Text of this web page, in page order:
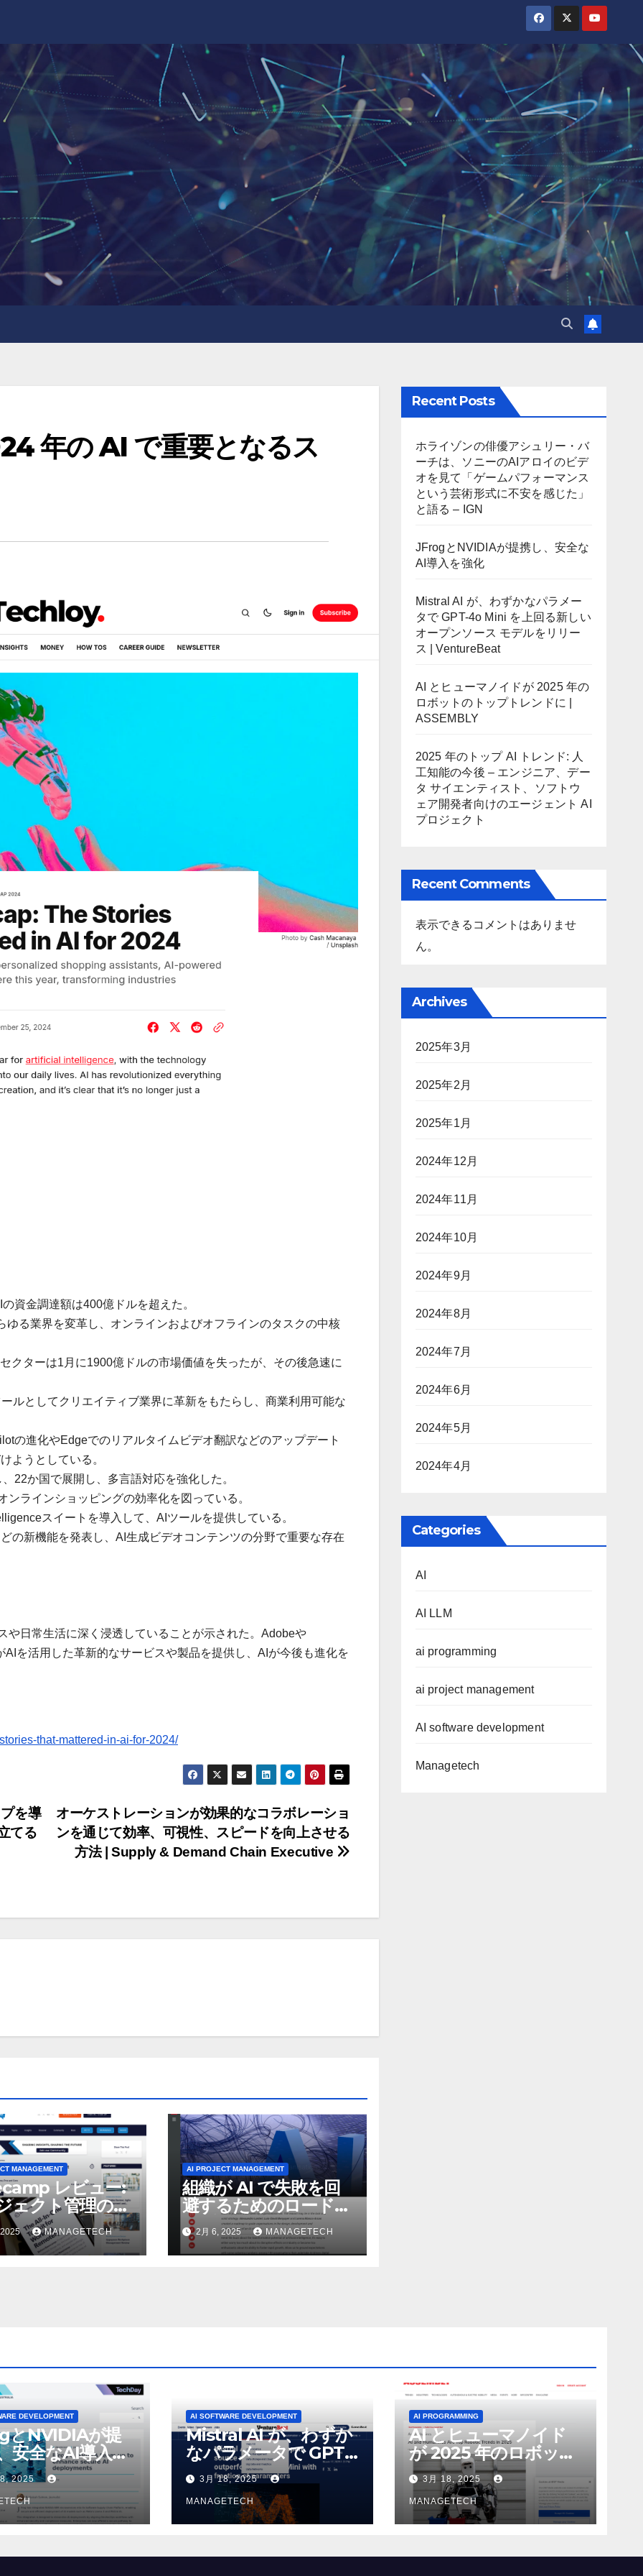
年の AI で重要となるス
資金調達額は400億ドルを超えた。
る業界を変革し、オンラインおよびオフラインのタスクの中核
クターは1月に1900億ドルの市場価値を失ったが、その後急速に
ルとしてクリエイティブ業界に革新をもたらし、商業利用可能な
の進化やEdgeでのリアルタイムビデオ翻訳などのアップデート
ようとしている。
22か国で展開し、多言語対応を強化した。
ラインショッピングの効率化を図っている。
スイートを導入して、AIツールを提供している。
の新機能を発表し、AI生成ビデオコンテンツの分野で重要な存在
や日常生活に深く浸透していることが示された。Adobeや
を活用した革新的なサービスや製品を提供し、AIが今後も進化を
that-mattered-in-ai-for-2024/
オーケストレーションが効果的なコラボレーショ
ンを通じて効率、可視性、スピードを向上させる
方法 | Supply & Demand Chain Executive
を導
てる
MANAGEMENT
レビュー:
ェクト管理の強
択肢? – UC
MANAGETECH
AI PROJECT MANAGEMENT
組織が AI で失敗を回
避するためのロードマ
ップ | LSE ビジネス
レビュー
2月 6, 2025 MANAGETECH
Recent Posts
ホライゾンの俳優アシュリー・バ
ーチは、ソニーのAIアロイのビデ
オを見て「ゲームパフォーマンス
という芸術形式に不安を感じた」
と語る – IGN
JFrogとNVIDIAが提携し、安全な
AI導入を強化
Mistral AI が、わずかなパラメー
タで GPT-4o Mini を上回る新しい
オープンソース モデルをリリー
ス | VentureBeat
AI とヒューマノイドが 2025 年の
ロボットのトップトレンドに |
ASSEMBLY
2025 年のトップ AI トレンド: 人
工知能の今後 – エンジニア、デー
タ サイエンティスト、ソフトウ
ェア開発者向けのエージェント AI
プロジェクト
Recent Comments
表示できるコメントはありませ
ん。
Archives
2025年3月
2025年2月
2025年1月
2024年12月
2024年11月
2024年10月
2024年9月
2024年8月
2024年7月
2024年6月
2024年5月
2024年4月
Categories
AI
AI LLM
ai programming
ai project management
AI software development
Managetech
DEVELOPMENT
とNVIDIAが提
安全なAI導入を
2025
AI SOFTWARE DEVELOPMENT
Mistral AI が、わずか
なパラメータで GPT-
4o Mini を上回る新し
いオープンソース モ
デルをリリース |
VentureBeat
3月 18, 2025
MANAGETECH
AI PROGRAMMING
AI とヒューマノイド
が 2025 年のロボット
のトップトレンドに |
ASSEMBLY
3月 18, 2025
MANAGETECH